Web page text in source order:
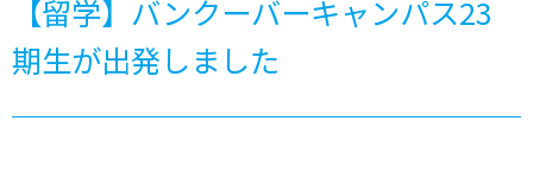
【留学】バンクーバーキャンパス23
期生が出発しました